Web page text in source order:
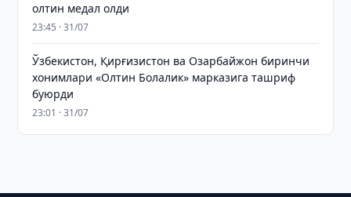
олтин медал олди
23:45 · 31/07
Ўзбекистон, Қирғизистон ва Озарбайжон биринчи
хонимлари «Олтин Болалик» марказига ташриф
буюрди
23:01 · 31/07